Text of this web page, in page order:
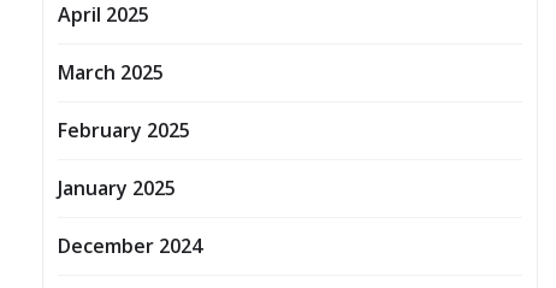
April 2025
March 2025
February 2025
January 2025
December 2024